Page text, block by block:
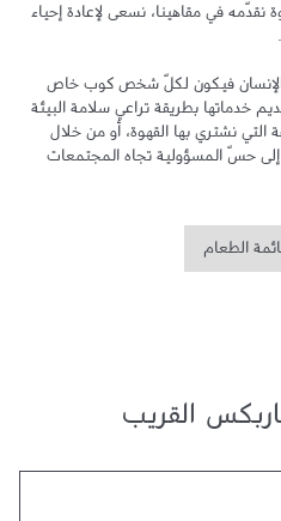
الطعام
القريب